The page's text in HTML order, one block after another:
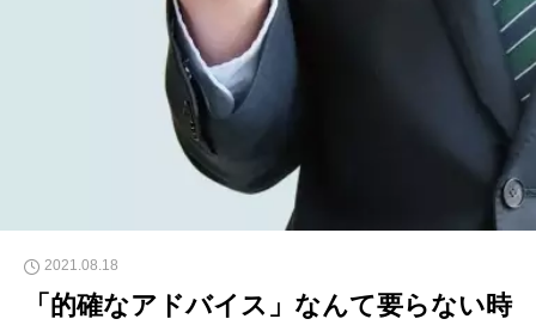
2021.08.18
「的確なアドバイス」なんて要らない時